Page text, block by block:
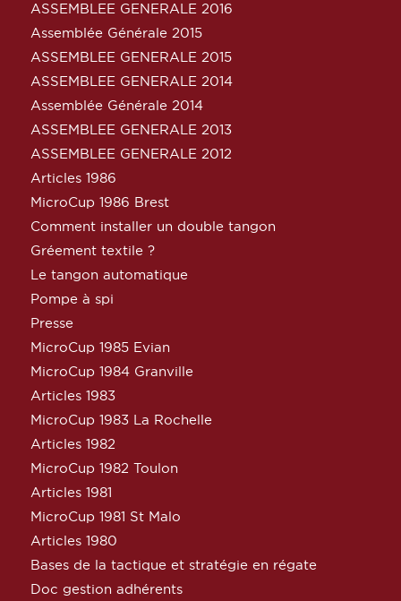
ASSEMBLEE GENERALE 2016
Assemblée Générale 2015
ASSEMBLEE GENERALE 2015
ASSEMBLEE GENERALE 2014
Assemblée Générale 2014
ASSEMBLEE GENERALE 2013
ASSEMBLEE GENERALE 2012
Articles 1986
MicroCup 1986 Brest
Comment installer un double tangon
Gréement textile ?
Le tangon automatique
Pompe à spi
Presse
MicroCup 1985 Evian
MicroCup 1984 Granville
Articles 1983
MicroCup 1983 La Rochelle
Articles 1982
MicroCup 1982 Toulon
Articles 1981
MicroCup 1981 St Malo
Articles 1980
Bases de la tactique et stratégie en régate
Doc gestion adhérents